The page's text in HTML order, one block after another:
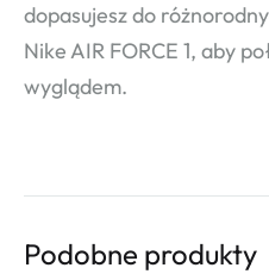
dopasujesz do
Nike AIR FORCE 1, aby
wyglądem.
Podobne produkty